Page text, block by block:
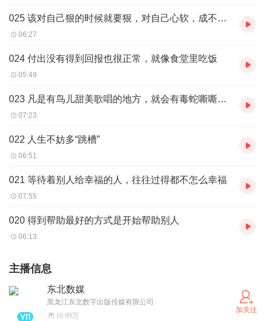
025 该对自己狠的时候就要狠，对自己心软，成不了大事
06:27
024 付出没有得到回报也很正常，就像食堂里吃饭
05:49
023 凡是有鸟儿甜美歌唱的地方，就会有毒蛇嘶嘶的叫声
07:23
022 人生不妨多“跳槽”
06:51
021 等待着别人给幸福的人，往往过得都不怎么幸福
07:55
020 得到帮助最好的方式是开始帮助别人
06:13
主播信息
东北数媒
黑龙江东北数字出版传媒有限公司
16.99万
加关注